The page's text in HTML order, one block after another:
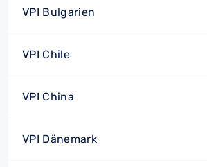
VPI Bulgarien
VPI Chile
VPI China
VPI Dänemark